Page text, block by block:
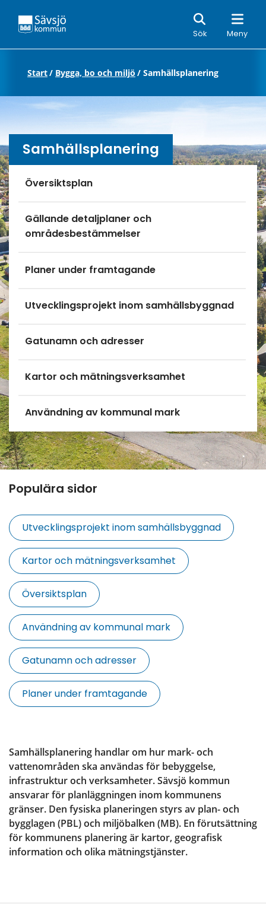
Sök Meny
Sök
Start/ Bygga, bo och miljö / Samhällsplanering
Samhällsplanering
Undersidor meny
Översiktsplan
Gällande detaljplaner och
områdesbestämmelser
Planer under framtagande
Utvecklingsprojekt inom samhällsbyggnad
Gatunamn och adresser
Kartor och mätningsverksamhet
Användning av kommunal mark
Populära sidor
Utvecklingsprojekt inom samhällsbyggnad
Kartor och mätningsverksamhet
Översiktsplan
Användning av kommunal mark
Gatunamn och adresser
Planer under framtagande
Samhällsplanering handlar om hur mark- och
vattenområden ska användas för bebyggelse,
infrastruktur och verksamheter. Sävsjö kommun
ansvarar för planläggningen inom kommunens
gränser. Den fysiska planeringen styrs av plan- och
bygglagen (PBL) och miljöbalken (MB). En förutsättning
för kommunens planering är kartor, geografisk
information och olika mätningstjänster.